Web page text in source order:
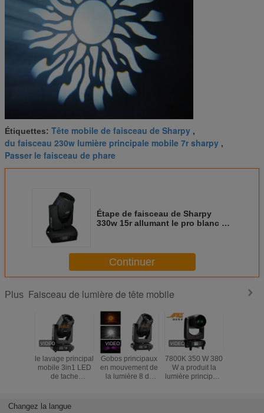
Étiquettes: Tête mobile de faisceau de Sharpy ,
du faisceau 230w lumière principale mobile 7r sharpy ,
Passer le faisceau de phare
Étape de faisceau de Sharpy
330w 15r allumant le pro blanc de
Continuer
Plus Faisceau de lumière de tête mobile
le lavage principal
mobile 3in1 LED
de tache
bourdonnent la
Gobos principaux
en mouvement de
la lumière 8 de
7800K 350 W 380
W a produit la
lumière principale
Changez la langue